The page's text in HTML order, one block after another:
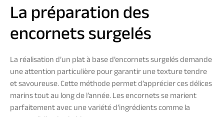
La préparation des
encornets surgelés
La réalisation d’un plat à base d’encornets surgelés demande
une attention particulière pour garantir une texture tendre
et savoureuse. Cette méthode permet d’apprécier ces délices
marins tout au long de l’année. Les encornets se marient
parfaitement avec une variété d’ingrédients comme la